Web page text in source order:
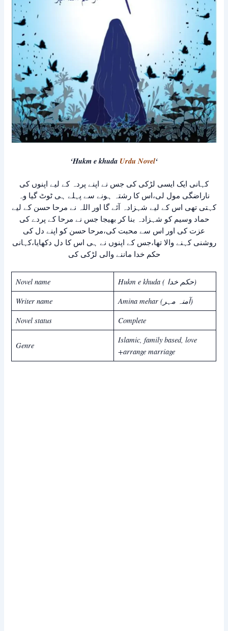
‘Hukm e khuda Urdu Novel‘
کہانی ایک ایسی لڑکی کی جس نے اپنے پردہ کے لیے اپنوں کی
ناراضگی مول لی،اس کا رشتہ ہونے سے پہلے ہی ٹوٹ گیا وہ
کہتی تھی اس کے لیے شہزادہ آئے گا اور اللہ نے مرحا حسن کے لیے
حماد وسیم کو شہزادہ بنا کر بھیجا جس نے مرحا کے پردے کی
عزت کی اور اس سے محبت کی،مرحا حسن کو اپنے دل کی
روشنی کہنے والا تھا،جس کے اپنوں نے ہی اس کا دل دکھایا،کہانی
حکم خدا ماننے والی لڑکی کی
Novel name
Hukm e khuda ( حکم خدا)
Writer name
Amina mehar (آمنہ مہر)
Novel status
Complete
Genre
Islamic, family based, love
+arrange marriage